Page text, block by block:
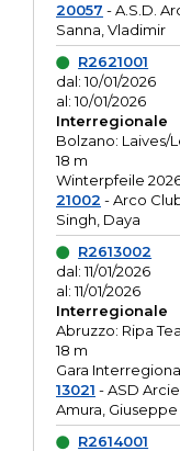
20057 - A.S.D.
Sanna, Vladimir
R2621001
dal: 10/01/2026
al: 10/01/2026
Interregionale
Bolzano: Laives/
18 m
Winterpfeile
21002 - Arco
Singh, Daya
R2613002
dal: 11/01/2026
al: 11/01/2026
Interregionale
Abruzzo: Ripa
18 m
Gara
13021 - ASD
Amura, Giuseppe
R2614001